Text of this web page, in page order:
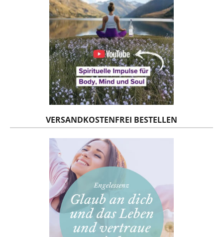
VERSANDKOSTENFREI BESTELLEN